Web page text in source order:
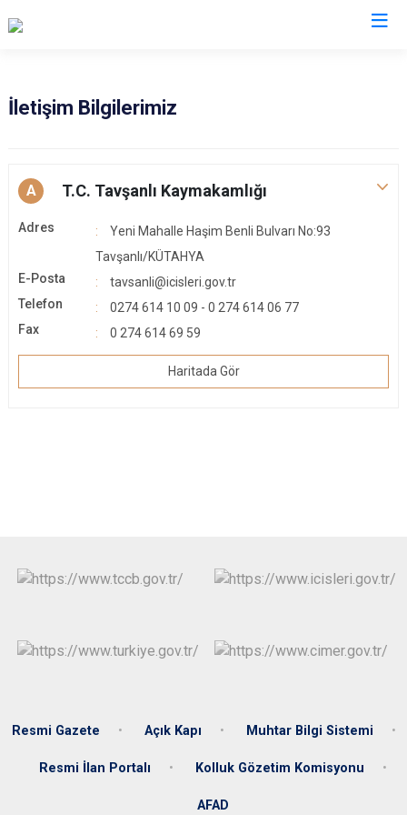
Çavdarhisar
Domaniç
Emet
Pazarlar
Şaphane
Tavşanlı
İletişim Bilgilerimiz
A T.C. Tavşanlı Kaymakamlığı
Adres
Yeni Mahalle Haşim Benli Bulvarı No:93
Tavşanlı/KÜTAHYA
E-Posta
tavsanli@icisleri.gov.tr
Telefon
0274 614 10 09 - 0 274 614 06 77
Fax
0 274 614 69 59
Haritada Gör
Resmi Gazete Açık Kapı Muhtar Bilgi Sistemi
Resmi İlan Portalı Kolluk Gözetim Komisyonu
AFAD